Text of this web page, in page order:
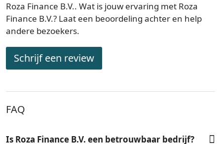
Roza Finance B.V.. Wat is jouw ervaring met Roza
Finance B.V.? Laat een beoordeling achter en help
andere bezoekers.
Schrijf een review
FAQ
Is Roza Finance B.V. een betrouwbaar bedrijf?